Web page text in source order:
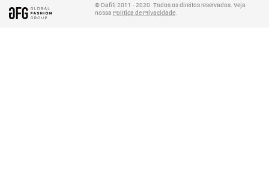
© Dafiti 2011 - 2020. Todos os direitos reservados. Veja
nossa Política de Privacidade.